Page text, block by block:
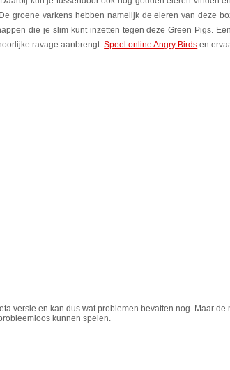
groene varkens hebben namelijk de eieren van deze
die je slim kunt inzetten tegen deze Green Pigs.
ravage aanbrengt.Speel online Angry Birds en
versie en kan dus wat problemen bevatten nog. Maar
kunnen spelen.